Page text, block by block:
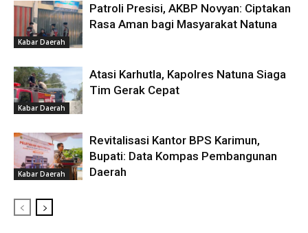
Kabar Daerah
Patroli Presisi, AKBP Novyan: Ciptakan
Rasa Aman bagi Masyarakat Natuna
Kabar Daerah
Atasi Karhutla, Kapolres Natuna Siaga
Tim Gerak Cepat
Kabar Daerah
Revitalisasi Kantor BPS Karimun,
Bupati: Data Kompas Pembangunan
Daerah